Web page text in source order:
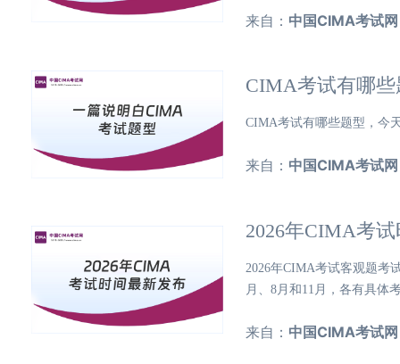
来自： 中国CIMA考试网
CIMA考试有哪
CIMA考试有哪些题型，今
来自： 中国CIMA考试网
2026年CIMA考
2026年CIMA考试客观题考
月、8月和11月，各有具体
来自： 中国CIMA考试网